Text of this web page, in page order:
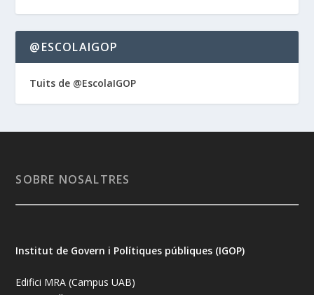
@ESCOLAIGOP
Tuits de @EscolaIGOP
SOBRE NOSALTRES
Institut de Govern i Polítiques públiques (IGOP)
Edifici MRA (Campus UAB)